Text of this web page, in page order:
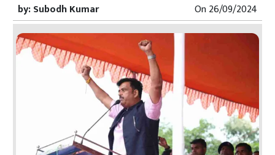
by:Subodh Kumar On26/09/2024